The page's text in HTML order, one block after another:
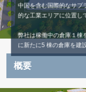
中国を含む国際的なサプ
的な工業エリアに位置し
弊社は稼働中の倉庫１棟
に新たに5 棟の倉庫を建
概要